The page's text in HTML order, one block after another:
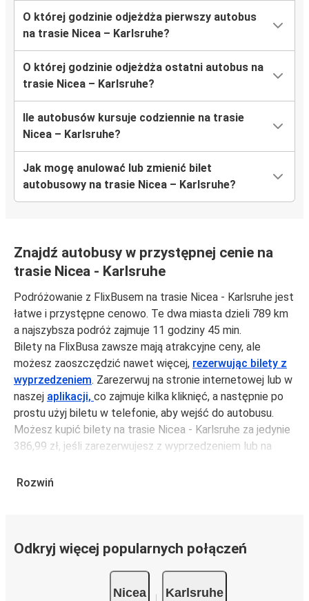
O której godzinie odjeżdża pierwszy autobus
na trasie Nicea – Karlsruhe?
O której godzinie odjeżdża ostatni autobus na
trasie Nicea – Karlsruhe?
Ile autobusów kursuje codziennie na trasie
Nicea – Karlsruhe?
Jak mogę anulować lub zmienić bilet
autobusowy na trasie Nicea – Karlsruhe?
Znajdź autobusy w przystępnej cenie na
trasie Nicea - Karlsruhe
Podróżowanie z FlixBusem na trasie Nicea - Karlsruhe jest
łatwe i przystępne cenowo. Te dwa miasta dzieli 789 km
a najszybsza podróż zajmuje 11 godziny 45 min.
Bilety na FlixBusa zawsze mają atrakcyjne ceny, ale
możesz zaoszczędzić nawet więcej, rezerwując bilety z
wyprzedzeniem. Zarezerwuj na stronie internetowej lub w
naszej aplikacji, co zajmuje kilka kliknięć, a następnie po
prostu użyj biletu w telefonie, aby wejść do autobusu.
Możesz kupić bilety na trasie Nicea - Karlsruhe za jedynie
386,99 zł, jeśli zarezerwujesz z wyprzedzeniem lub na
szybko, łatwo i zadbać o zmniejszanie śladu węglowego,
Trasa Nicea - Karlsruhe jest łatwa i wygodna z FlixBusem,
ma mniejszy wpływ na środowisko
Rozwiń
Odkryj więcej popularnych połączeń
Nicea Karlsruhe